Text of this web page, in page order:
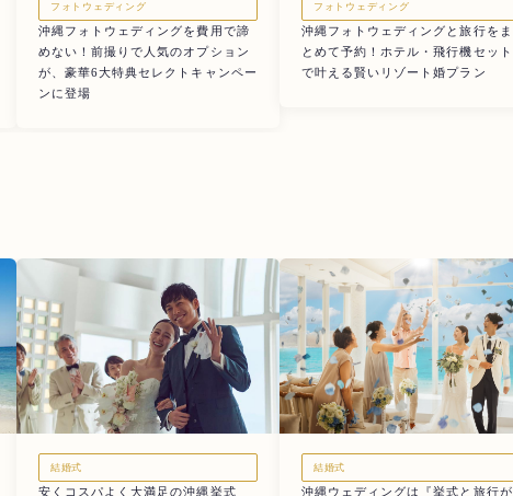
フォトウェディング
沖縄フォトウェディングを費用で諦
めない！前撮りで人気のオプション
が、豪華6大特典セレクトキャンペー
ンに登場
フォトウェディング
沖縄フォトウェディングと旅行をま
とめて予約！ホテル・飛行機セット
で叶える賢いリゾート婚プラン
結婚式
安くコスパよく大満足の沖縄挙式
結婚式
沖縄ウェディングは『挙式と旅行が